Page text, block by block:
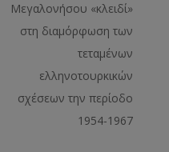
Μεγαλονήσου «κλειδί»
στη διαμόρφωση των
τεταμένων
ελληνοτουρκικών
σχέσεων την περίοδο
1954-1967